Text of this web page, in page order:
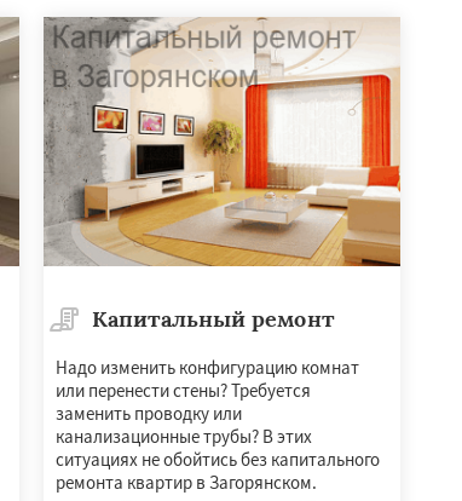
Капитальный ремонт
Надо изменить конфигурацию комнат
или перенести стены? Требуется
заменить проводку или
канализационные трубы? В этих
ситуациях не обойтись без капитального
ремонта квартир в Загорянском.